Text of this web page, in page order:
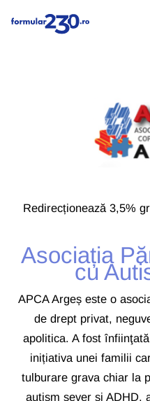
Redirecționează 3,5%
Asociația
cu
APCA Argeș este o
de drept privat,
apolitica. A fost
inițiativa unei familii
tulburare grava chiar la
autism sever si ADHD,